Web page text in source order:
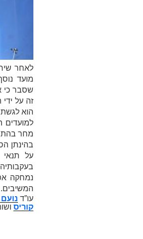
לאחר
מועד
שסבר כי
זה על ידי
הוא
למועדים
מחר
בהינתן
על
נמחקה
המשיבים.
עו”ד
קוריס